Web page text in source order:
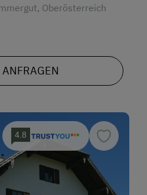
Oberösterreich
4.8